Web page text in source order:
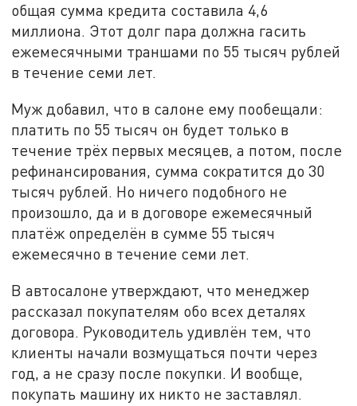
общая сумма кредита составила 4,6
миллиона. Этот долг пара должна гасить
ежемесячными траншами по 55 тысяч рублей
в течение семи лет.
Муж добавил, что в салоне ему пообещали:
платить по 55 тысяч он будет только в
течение трёх первых месяцев, а потом, после
рефинансирования, сумма сократится до 30
тысяч рублей. Но ничего подобного не
произошло, да и в договоре ежемесячный
платёж определён в сумме 55 тысяч
ежемесячно в течение семи лет.
В автосалоне утверждают, что менеджер
рассказал покупателям обо всех деталях
договора. Руководитель удивлён тем, что
клиенты начали возмущаться почти через
год, а не сразу после покупки. И вообще,
покупать машину их никто не заставлял.